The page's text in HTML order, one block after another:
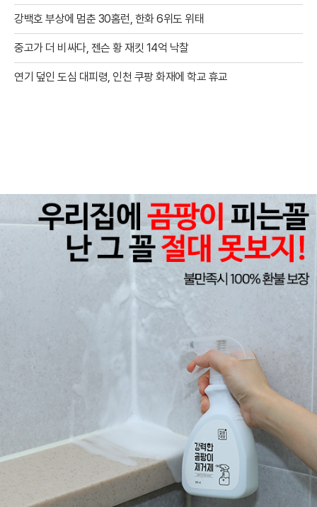
강백호 부상에 멈춘 30홈런, 한화 6위도 위태
중고가 더 비싸다, 젠슨 황 재킷 14억 낙찰
연기 덮인 도심 대피령, 인천 쿠팡 화재에 학교 휴교